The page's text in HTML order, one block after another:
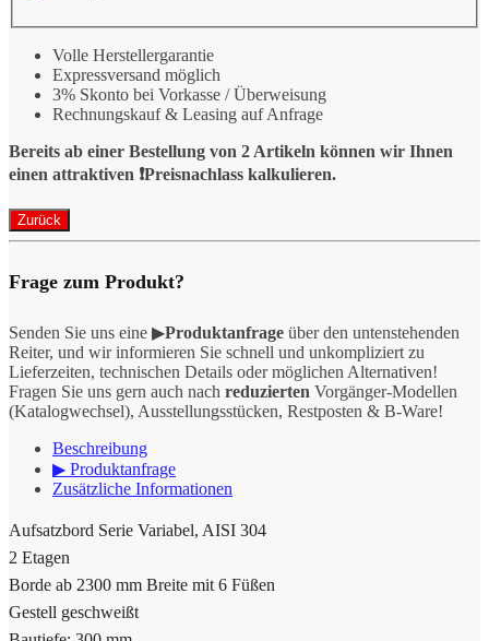
Volle Herstellergarantie
Expressversand möglich
3% Skonto bei Vorkasse / Überweisung
Rechnungskauf & Leasing auf Anfrage
Bereits ab einer Bestellung von 2 Artikeln können wir Ihnen
einen attraktiven ❗️Preisnachlass kalkulieren.
Frage zum Produkt?
Senden Sie uns eine ▶Produktanfrage über den untenstehenden
Reiter, und wir informieren Sie schnell und unkompliziert zu
Lieferzeiten, technischen Details oder möglichen Alternativen!
Fragen Sie uns gern auch nach reduzierten Vorgänger-Modellen
(Katalogwechsel), Ausstellungsstücken, Restposten & B-Ware!
Beschreibung
▶ Produktanfrage
Zusätzliche Informationen
Aufsatzbord Serie Variabel, AISI 304
2 Etagen
Borde ab 2300 mm Breite mit 6 Füßen
Gestell geschweißt